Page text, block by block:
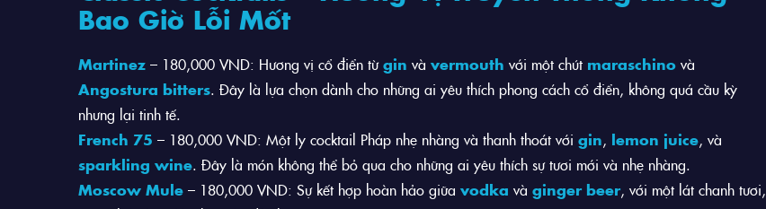
Bao Giờ Lỗi Mốt
Martinez – 180,000 VND: Hương vị cổ điển từgin và vermouth với một chút maraschino và
Angostura bitters. Đây là lựa chọn dành cho những ai yêu thích phong cách cổ điển, không quá cầu kỳ
nhưng lại tinh tế.
French 75 – 180,000 VND: Một ly cocktail Pháp nhẹ nhàng và thanh thoát với gin, lemon juice, và
sparkling wine. Đây là món không thể bỏ qua cho những ai yêu thích sự tươi mới và nhẹ nhàng.
Moscow Mule – 180,000 VND: Sự kết hợp hoàn hảo giữa vodka và ginger beer, với một lát chanh tươi,